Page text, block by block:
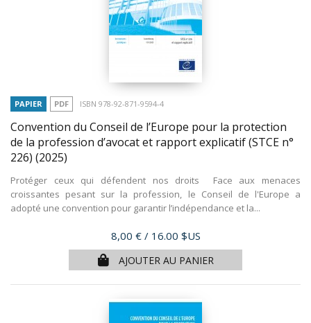
PAPIER PDF ISBN 978-92-871-9594-4
Convention du Conseil de l’Europe pour la protection
de la profession d’avocat et rapport explicatif (STCE n°
226) (2025)
Protéger ceux qui défendent nos droits Face aux menaces
croissantes pesant sur la profession, le Conseil de l'Europe a
adopté une convention pour garantir l’indépendance et la...
Prix
8,00 € / 16.00 $US
AJOUTER AU PANIER